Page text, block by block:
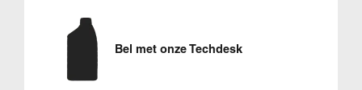
Bel met onze Techdesk